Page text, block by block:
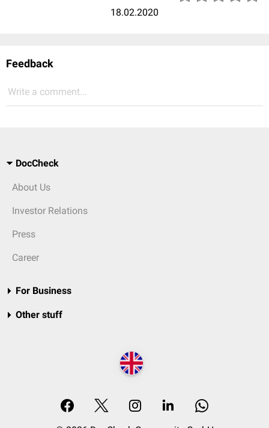
18.02.2020
Feedback
Write a comment...
DocCheck
About Us
Investor Relations
Press
Career
For Business
Other stuff